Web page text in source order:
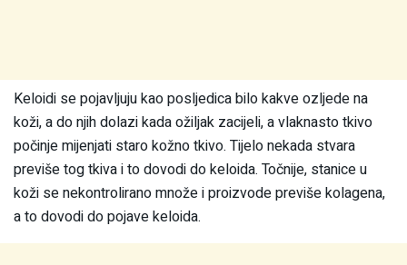
Keloidi se pojavljuju kao posljedica bilo kakve ozljede na
koži, a do njih dolazi kada ožiljak zacijeli, a vlaknasto tkivo
počinje mijenjati staro kožno tkivo. Tijelo nekada stvara
previše tog tkiva i to dovodi do keloida. Točnije, stanice u
koži se nekontrolirano množe i proizvode previše kolagena,
a to dovodi do pojave keloida.